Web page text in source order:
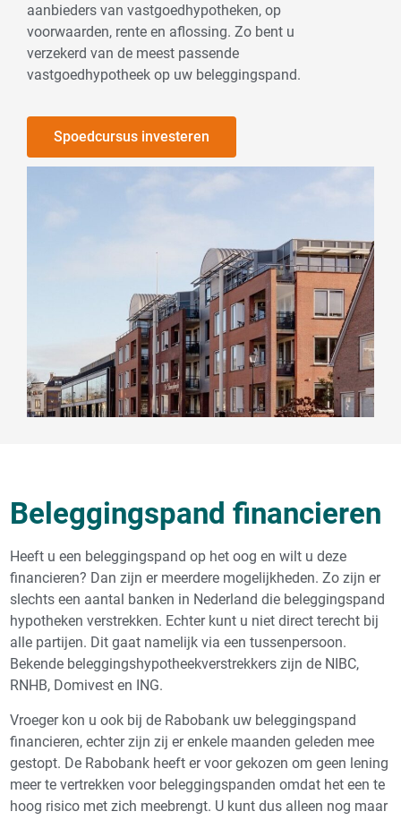
aanbieders van vastgoedhypotheken, op
voorwaarden, rente en aflossing. Zo bent u
verzekerd van de meest passende
vastgoedhypotheek op uw beleggingspand.
Spoedcursus investeren
Beleggingspand financieren
Heeft u een beleggingspand op het oog en wilt u deze
financieren? Dan zijn er meerdere mogelijkheden. Zo zijn er
slechts een aantal banken in Nederland die beleggingspand
hypotheken verstrekken. Echter kunt u niet direct terecht bij
alle partijen. Dit gaat namelijk via een tussenpersoon.
Bekende beleggingshypotheekverstrekkers zijn de NIBC,
RNHB, Domivest en ING.
Vroeger kon u ook bij de Rabobank uw beleggingspand
financieren, echter zijn zij er enkele maanden geleden mee
gestopt. De Rabobank heeft er voor gekozen om geen lening
meer te vertrekken voor beleggingspanden omdat het een te
hoog risico met zich meebrengt. U kunt dus alleen nog maar